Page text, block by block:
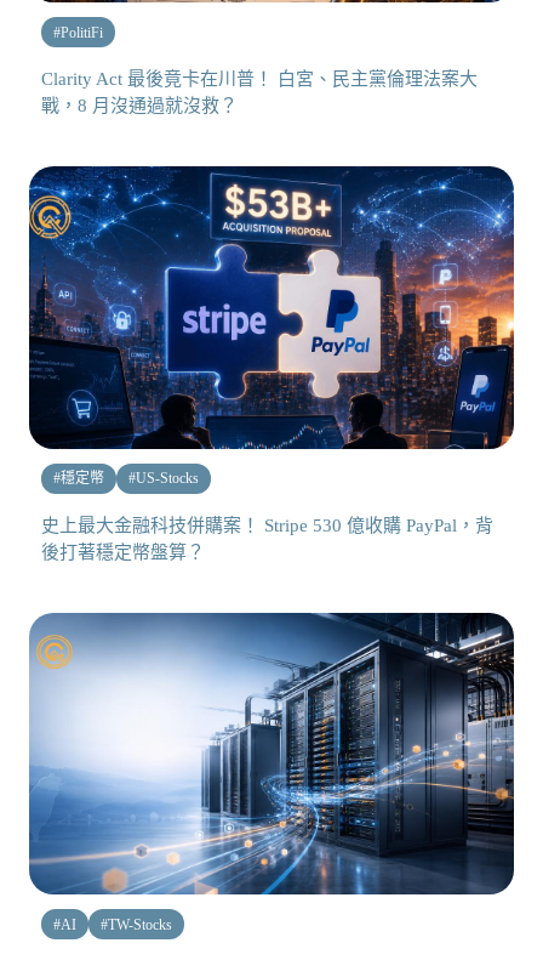
#PolitiFi
Clarity Act 最後竟卡在川普！ 白宮、民主黨倫理法案大
戰，8 月沒通過就沒救？
#穩定幣 #US-Stocks
史上最大金融科技併購案！ Stripe 530 億收購 PayPal，背
後打著穩定幣盤算？
#AI #TW-Stocks